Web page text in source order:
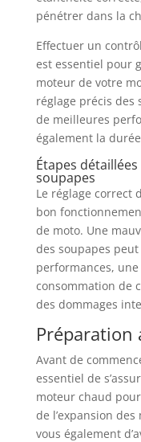
pénétrer dans la
Effectuer un
est essentiel pour
moteur de votre
réglage précis des
de meilleures
également la
Étapes
soupapes
Le réglage correct
bon
de moto. Une
des soupapes
performances,
consommation de
des dommages
Préparation
Avant de
essentiel de
moteur chaud
de l’expansion
vous également